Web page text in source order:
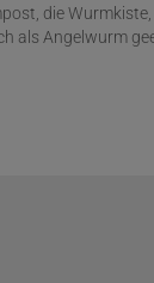
die
als Angelwurm